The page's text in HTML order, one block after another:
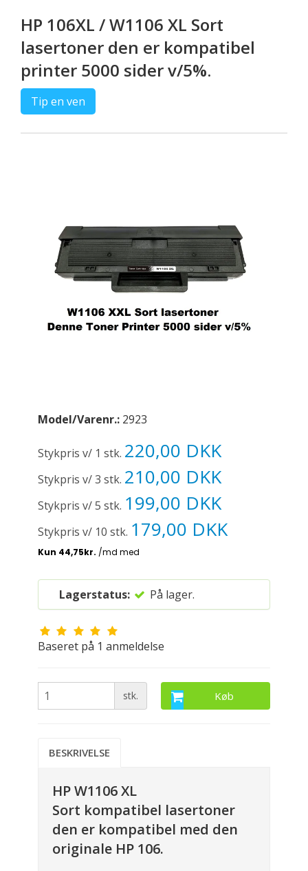
HP 106XL / W1106 XL Sort
lasertoner den er kompatibel
printer 5000 sider v/5%.
Tip en ven
Model/Varenr.: 2923
Stykpris v/ 1 stk. 220,00 DKK
Stykpris v/ 3 stk. 210,00 DKK
Stykpris v/ 5 stk. 199,00 DKK
Stykpris v/ 10 stk. 179,00 DKK
Lagerstatus: På lager.
Baseret på 1 anmeldelse
stk. Køb
BESKRIVELSE
HP W1106 XL
Sort kompatibel lasertoner
den er kompatibel med den
originale HP 106.